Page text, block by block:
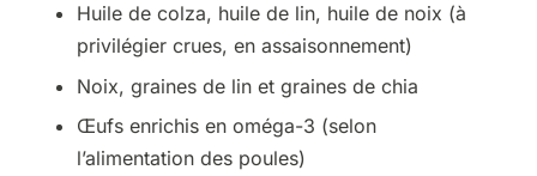
Huile de colza, huile de lin, huile de noix (à
privilégier crues, en assaisonnement)
Noix, graines de lin et graines de chia
Œufs enrichis en oméga-3 (selon
l’alimentation des poules)